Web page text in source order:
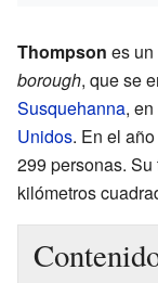
Thompson es
borough, que se
Susquehanna,
Unidos. En el
299 personas.
kilómetros